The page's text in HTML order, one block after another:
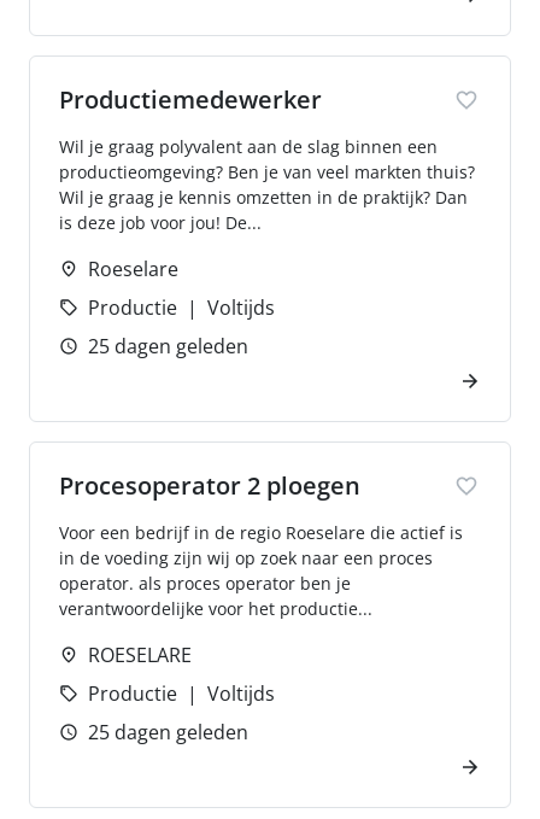
Productiemedewerker
Wil je graag polyvalent aan de slag binnen een
productieomgeving? Ben je van veel markten thuis?
Wil je graag je kennis omzetten in de praktijk? Dan
is deze job voor jou! De...
Roeselare
Productie
Voltijds
25 dagen geleden
Procesoperator 2 ploegen
Voor een bedrijf in de regio Roeselare die actief is
in de voeding zijn wij op zoek naar een proces
operator. als proces operator ben je
verantwoordelijke voor het productie...
ROESELARE
Productie
Voltijds
25 dagen geleden